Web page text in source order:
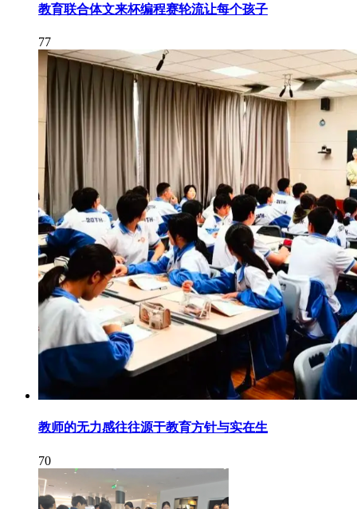
教育联合体文来杯编程赛轮流让每个孩子
77
教师的无力感往往源于教育方针与实在生
70